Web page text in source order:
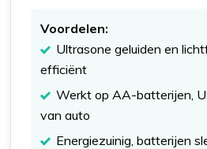
Voordelen:
Ultrasone geluiden en
efficiënt
Werkt op AA-batterijen,
van auto
Energiezuinig, batterijen